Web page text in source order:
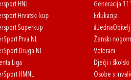
HNL
Hrvatski kup
Superkup
Prva NL
Druga NL
Liga
HMNL
Generacija 111
Edukacija
#JednaObitelj
Ženski
Veterani
Dječji i
Osobe s